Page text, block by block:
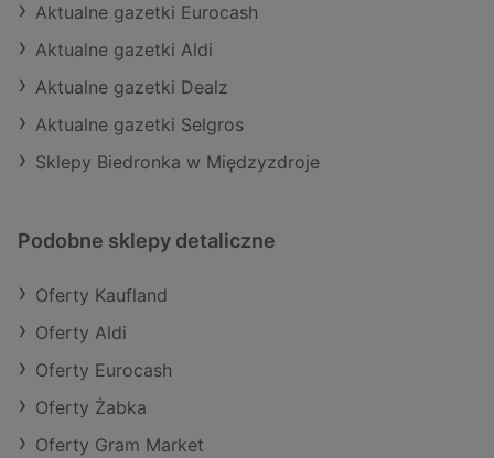
Aktualne gazetki Eurocash
Aktualne gazetki Aldi
Aktualne gazetki Dealz
Aktualne gazetki Selgros
Sklepy Biedronka w Międzyzdroje
Podobne sklepy detaliczne
Oferty Kaufland
Oferty Aldi
Oferty Eurocash
Oferty Żabka
Oferty Gram Market